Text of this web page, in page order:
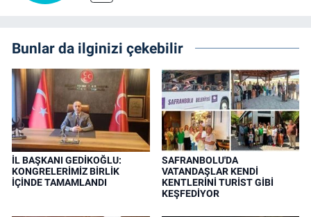
Bunlar da ilginizi çekebilir
İL BAŞKANI GEDİKOĞLU:
KONGRELERİMİZ BİRLİK
İÇİNDE TAMAMLANDI
SAFRANBOLU'DA
VATANDAŞLAR KENDİ
KENTLERİNİ TURİST GİBİ
KEŞFEDİYOR